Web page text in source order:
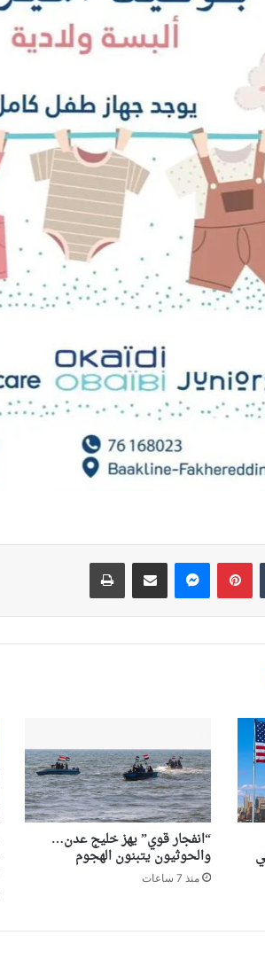
بينتيريستماسنجر مشاركة عبر البريد طباعة
“انفجار قوي” يهز خليج عدن…
والحوثيون يتبنون الهجوم
منذ 7 ساعات